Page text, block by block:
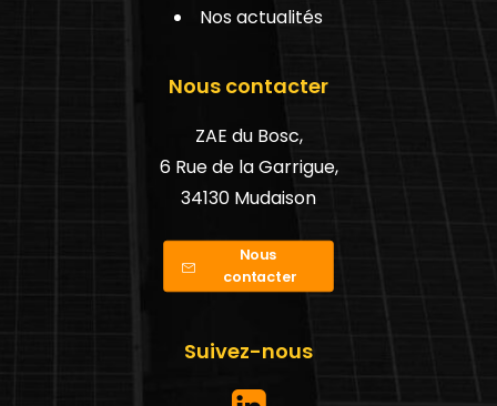
Nos actualités
Nous contacter
ZAE du Bosc,
6 Rue de la Garrigue,
34130 Mudaison
Nous
contacter
Suivez-nous